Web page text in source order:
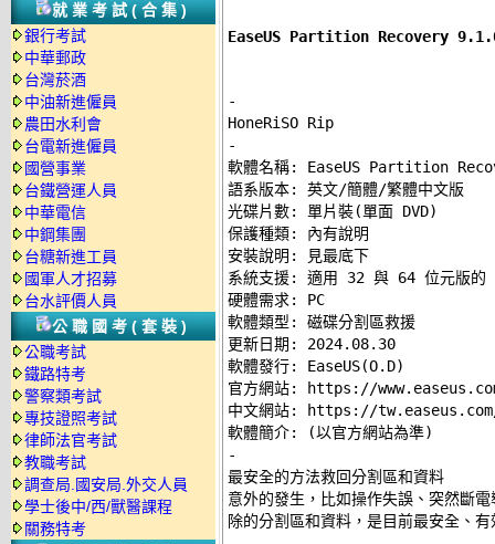
就業考試(合集)
銀行考試
中華郵政
台灣菸酒
中油新進僱員
農田水利會
台電新進僱員
國營事業
台鐵營運人員
中華電信
中鋼集團
台糖新進工員
國軍人才招募
台水評價人員
公職國考(套裝)
公職考試
鐵路特考
警察類考試
專技證照考試
律師法官考試
教職考試
調查局.國安局.外交人員
學士後中/西/獸醫課程
關務特考
EaseUS Partition Recovery 9.1.0
-
-
軟體名稱: EaseUS Partition
語系版本: 英文/簡體/繁體中文版
光碟片數: 單片裝(單面 DVD)
保護種類: 內有說明
安裝說明:
見最底下
系統支援: 適用 32 與 64 位元版
硬體需求: PC
軟體類型: 磁碟分割區救援
更新日期: 2024.08.30
軟體發行: EaseUS(O.D)
官方網站:
https://
中文網站:
https://
-
最安全的方法救回分割區和資料
意外的發生，比如操作失誤、突然斷
除的分割區和資料，是目前最安全、